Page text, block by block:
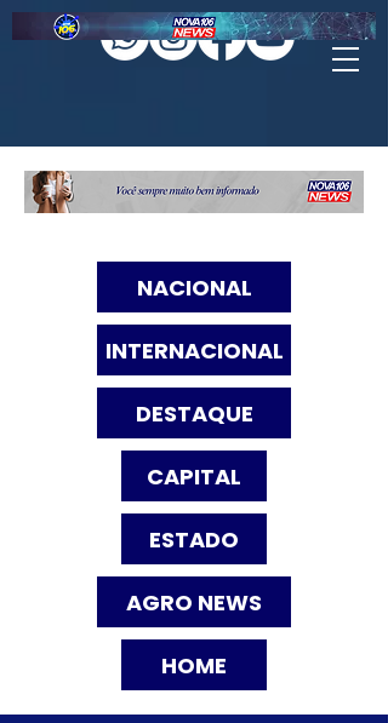
NACIONAL
INTERNACIONAL
DESTAQUE
CAPITAL
ESTADO
AGRO NEWS
HOME